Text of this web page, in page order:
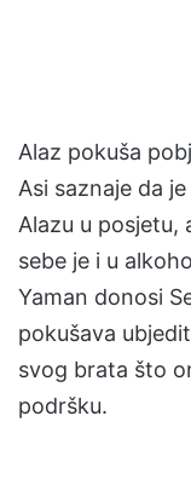
Alaz pokuša
Asi saznaje da
Alazu u posjetu,
sebe je i u
Yaman donosi
pokušava
svog brata što
podršku.